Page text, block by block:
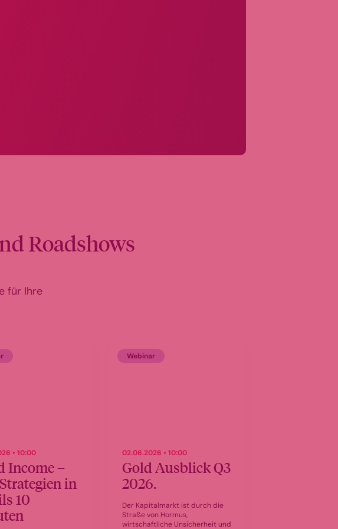
Roadshows
für Ihre
• 10:00
Income –
in
10
Webinar
02.06.2026 • 10:00
Gold Ausblick Q3
2026.
Der Kapitalmarkt ist durch die
Straße von Hormus,
wirtschaftliche Unsicherheit und